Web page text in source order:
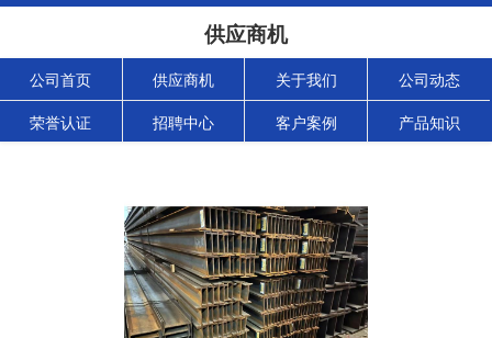
供应商机
公司首页 供应商机 关于我们 公司动态
荣誉认证 招聘中心 客户案例 产品知识